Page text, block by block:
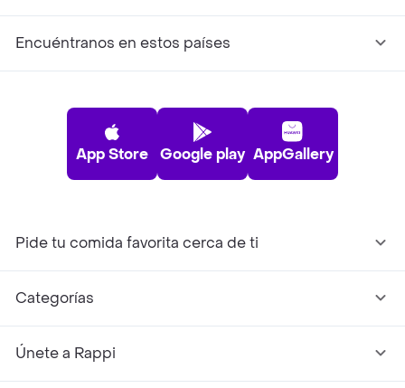
Encuéntranos en estos países
App Store Google play AppGallery
Pide tu comida favorita cerca de ti
Categorías
Únete a Rappi